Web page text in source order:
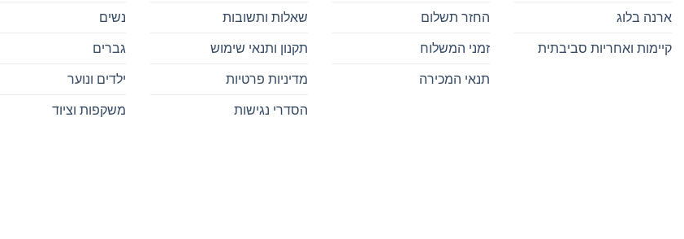
ארנה בלוג
קיימות ואחריות סביבתית
החזר תשלום
זמני המשלוח
תנאי המכירה
שאלות ותשובות
תקנון ותנאי שימוש
מדיניות פרטיות
הסדרי נגישות
נשים
גברים
ילדים ונוער
משקפות וציוד